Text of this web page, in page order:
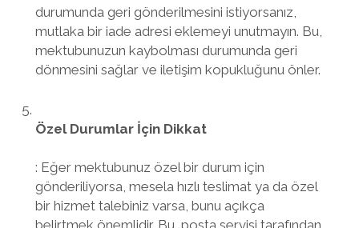
durumunda geri gönderilmesini istiyorsanız,
mutlaka bir iade adresi eklemeyi unutmayın. Bu,
mektubunuzun kaybolması durumunda geri
dönmesini sağlar ve iletişim kopukluğunu önler.
Özel Durumlar İçin Dikkat
: Eğer mektubunuz özel bir durum için
gönderiliyorsa, mesela hızlı teslimat ya da özel
bir hizmet talebiniz varsa, bunu açıkça
belirtmek önemlidir. Bu, posta servisi tarafından